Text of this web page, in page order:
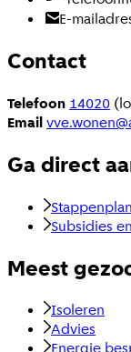
E-
Contact
Telefoon 14020
Email
Ga direct
Stappenplan
Subsidies
Meest
Isoleren
Advies